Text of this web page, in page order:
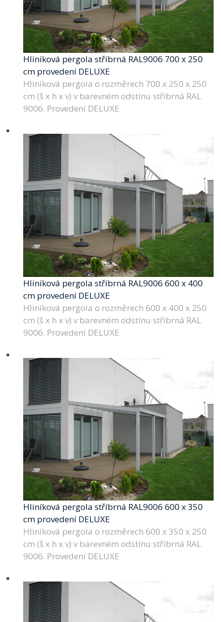
Hliníková pergola stříbrná RAL9006 700 x 250
cm provedení DELUXE
Hliníková pergola o rozměrech 700 x 250 x 250
cm (š x h x v) v barevném odstínu stříbrná RAL
9006. Provedení DELUXE
Hliníková pergola stříbrná RAL9006 600 x 400
cm provedení DELUXE
Hliníková pergola o rozměrech 600 x 400 x 250
cm (š x h x v) v barevném odstínu stříbrná RAL
9006. Provedení DELUXE
Hliníková pergola stříbrná RAL9006 600 x 350
cm provedení DELUXE
Hliníková pergola o rozměrech 600 x 350 x 250
cm (š x h x v) v barevném odstínu stříbrná RAL
9006. Provedení DELUXE